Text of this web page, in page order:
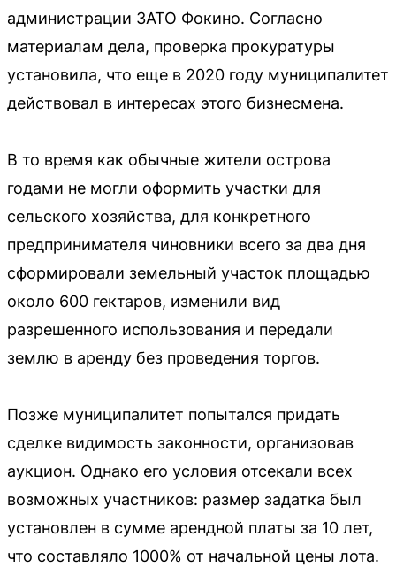
администрации ЗАТО Фокино. Согласно
материалам дела, проверка прокуратуры
установила, что еще в 2020 году муниципалитет
действовал в интересах этого бизнесмена.
В то время как обычные жители острова
годами не могли оформить участки для
сельского хозяйства, для конкретного
предпринимателя чиновники всего за два дня
сформировали земельный участок площадью
около 600 гектаров, изменили вид
разрешенного использования и передали
землю в аренду без проведения торгов.
Позже муниципалитет попытался придать
сделке видимость законности, организовав
аукцион. Однако его условия отсекали всех
возможных участников: размер задатка был
установлен в сумме арендной платы за 10 лет,
что составляло 1000% от начальной цены лота.